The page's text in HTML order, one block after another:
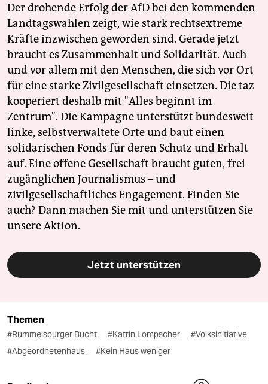
Der drohende Erfolg der AfD bei den kommenden
Landtagswahlen zeigt, wie stark rechtsextreme
Kräfte inzwischen geworden sind. Gerade jetzt
braucht es Zusammenhalt und Solidarität. Auch
und vor allem mit den Menschen, die sich vor Ort
für eine starke Zivilgesellschaft einsetzen. Die taz
kooperiert deshalb mit "Alles beginnt im
Zentrum". Die Kampagne unterstützt bundesweit
linke, selbstverwaltete Orte und baut einen
solidarischen Fonds für deren Schutz und Erhalt
auf. Eine offene Gesellschaft braucht guten, frei
zugänglichen Journalismus – und
zivilgesellschaftliches Engagement. Finden Sie
auch? Dann machen Sie mit und unterstützen Sie
unsere Aktion.
Jetzt unterstützen
Themen
#Rummelsburger Bucht #Katrin Lompscher
#Volksinitiative
#Abgeordnetenhaus
#Kein Haus weniger